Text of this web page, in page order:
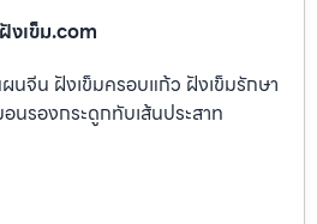
ฝังเข็ม.com
นจีน ฝังเข็มครอบแก้ว ฝังเข็มรักษา
นรองกระดูกทับเส้นประสาท